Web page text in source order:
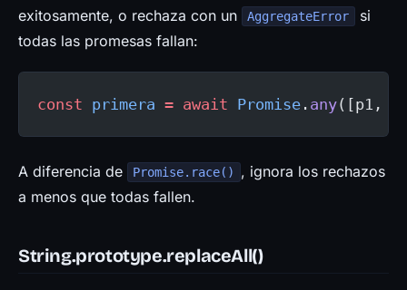
exitosamente, o rechaza con un
AggregateError
si
todas las promesas fallan:
const primera = await Promise . any([p1,
A diferencia de Promise.race()
, ignora los rechazos
a menos que todas fallen.
String.prototype.replaceAll()